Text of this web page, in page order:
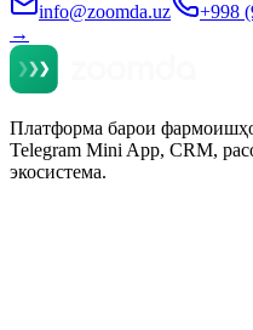
info@zoomda.uz +998
→
Платформа барои
Telegram Mini App, CRM,
экосистема.